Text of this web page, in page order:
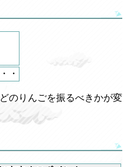
・
のりんごを振るべきかが変